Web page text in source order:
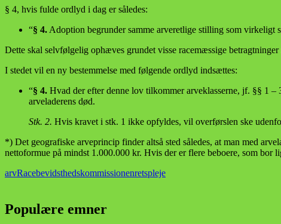
§ 4, hvis fulde ordlyd i dag er således:
“§ 4. Adoption begrunder samme arveretlige stilling som
Dette skal selvfølgelig ophæves grundet visse racemæssige
I stedet vil en ny bestemmelse med følgende ordlyd indsættes:
“§ 4. Hvad der efter denne lov tilkommer arveklasserne, jf. §§ 1
arveladerens død.
Stk. 2. Hvis kravet i stk. 1 ikke opfyldes, vil overførslen ske
*) Det geografiske arveprincip finder altså sted således, at man med
nettoformue på mindst 1.000.000 kr. Hvis der er flere beboere, som bor
arvRacebevidsthedskommissionenretspleje
Populære emner